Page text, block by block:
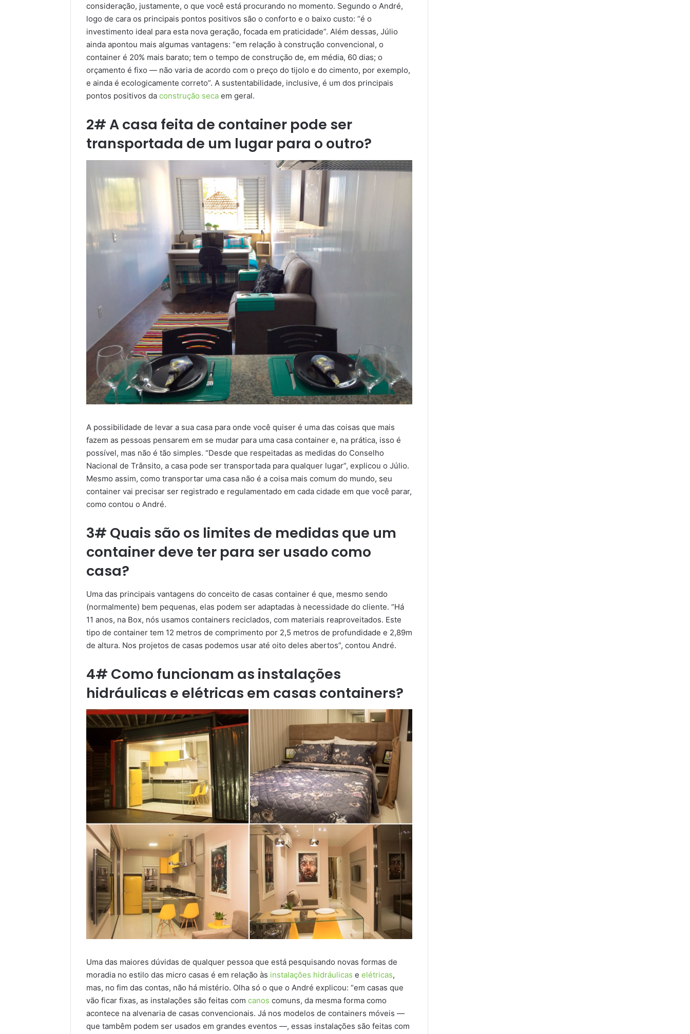
consideração, justamente, o que você está procurando no momento. Segundo o André,
logo de cara os principais pontos positivos são o conforto e o baixo custo: “é o
investimento ideal para esta nova geração, focada em praticidade”. Além dessas, Júlio
ainda apontou mais algumas vantagens: “em relação à construção convencional, o
container é 20% mais barato; tem o tempo de construção de, em média, 60 dias; o
orçamento é fixo — não varia de acordo com o preço do tijolo e do cimento, por exemplo,
e ainda é ecologicamente correto”. A sustentabilidade, inclusive, é um dos principais
pontos positivos da construção seca em geral.
2# A casa feita de container pode ser
transportada de um lugar para o outro?
A possibilidade de levar a sua casa para onde você quiser é uma das coisas que mais
fazem as pessoas pensarem em se mudar para uma casa container e, na prática, isso é
possível, mas não é tão simples. “Desde que respeitadas as medidas do Conselho
Nacional de Trânsito, a casa pode ser transportada para qualquer lugar”, explicou o Júlio.
Mesmo assim, como transportar uma casa não é a coisa mais comum do mundo, seu
container vai precisar ser registrado e regulamentado em cada cidade em que você parar,
como contou o André.
3# Quais são os limites de medidas que um
container deve ter para ser usado como
casa?
Uma das principais vantagens do conceito de casas container é que, mesmo sendo
(normalmente) bem pequenas, elas podem ser adaptadas à necessidade do cliente. “Há
11 anos, na Box, nós usamos containers reciclados, com materiais reaproveitados. Este
tipo de container tem 12 metros de comprimento por 2,5 metros de profundidade e 2,89m
de altura. Nos projetos de casas podemos usar até oito deles abertos”, contou André.
4# Como funcionam as instalações
hidráulicas e elétricas em casas containers?
Uma das maiores dúvidas de qualquer pessoa que está pesquisando novas formas de
moradia no estilo das micro casas é em relação às instalações hidráulicas e elétricas,
mas, no fim das contas, não há mistério. Olha só o que o André explicou: “em casas que
vão ficar fixas, as instalações são feitas com canos comuns, da mesma forma como
acontece na alvenaria de casas convencionais. Já nos modelos de containers móveis —
que tambêm podem ser usados em grandes eventos —, essas instalações são feitas com